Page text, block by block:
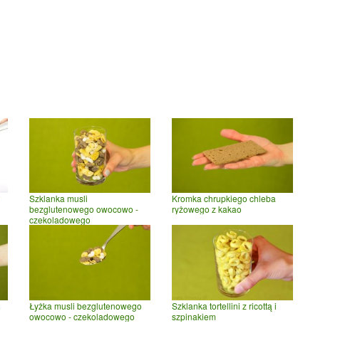
Szklanka musli
bezglutenowego owocowo -
czekoladowego
Kromka chrupkiego chleba
ryżowego z kakao
Łyżka musli bezglutenowego
owocowo - czekoladowego
Szklanka tortellini z ricottą i
szpinakiem